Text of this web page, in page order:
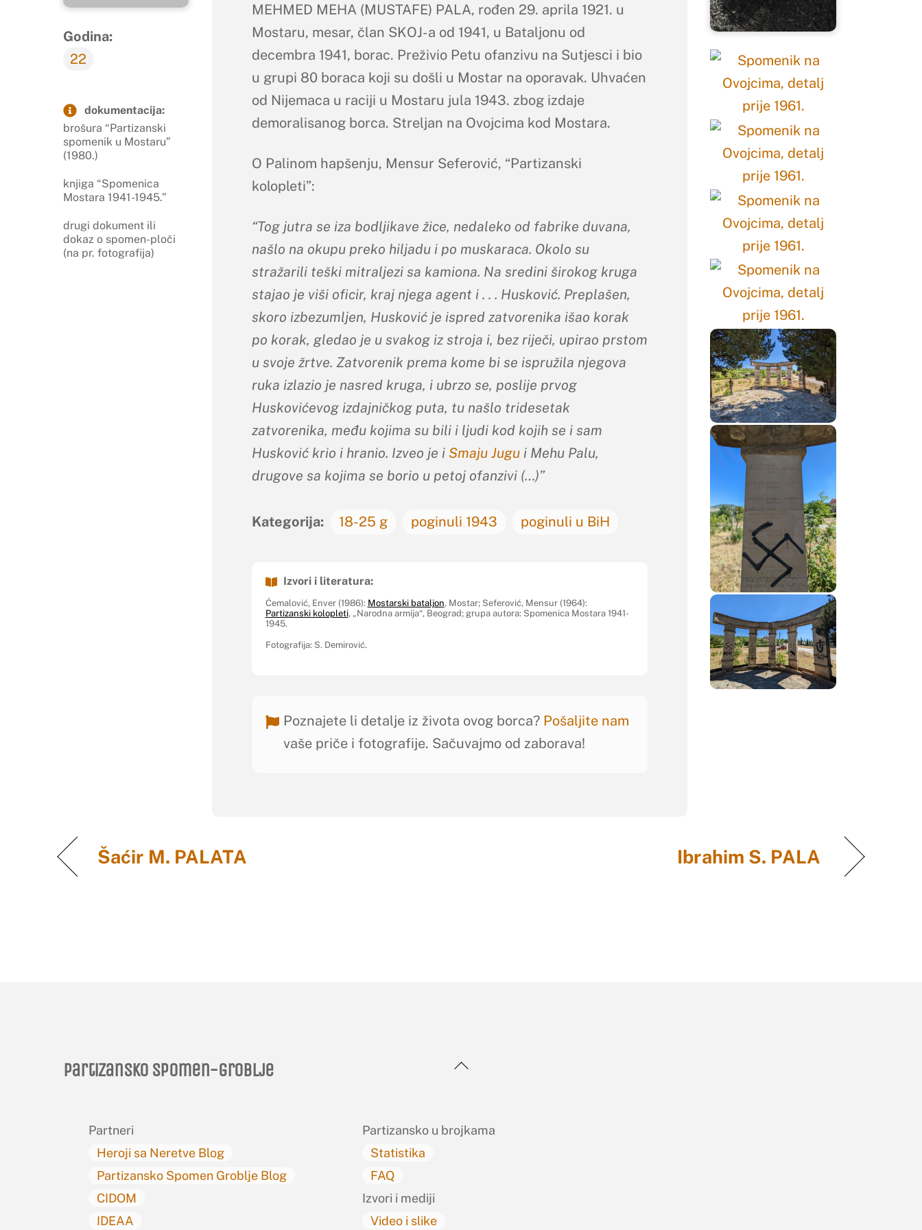
Godina:
22
dokumentacija:
brošura “Partizanski
spomenik u Mostaru”
(1980.)
knjiga “Spomenica
Mostara 1941-1945.”
drugi dokument ili
dokaz o spomen-ploči
(na pr. fotografija)
MEHMED MEHA (MUSTAFE) PALA, rođen 29. aprila 1921. u
Mostaru, mesar, član SKOJ-a od 1941, u Bataljonu od
decembra 1941, borac. Preživio Petu ofanzivu na Sutjesci i bio
u grupi 80 boraca koji su došli u Mostar na oporavak. Uhvaćen
od Nijemaca u raciji u Mostaru jula 1943. zbog izdaje
demoralisanog borca. Streljan na Ovojcima kod Mostara.
O Palinom hapšenju, Mensur Seferović, “Partizanski
kolopleti”:
“Tog jutra se iza bodljikave žice, nedaleko od fabrike duvana,
našlo na okupu preko hiljadu i po muskaraca. Okolo su
stražarili teški mitraljezi sa kamiona. Na sredini širokog kruga
stajao je viši oficir, kraj njega agent i . . . Husković. Preplašen,
skoro izbezumljen, Husković je ispred zatvorenika išao korak
po korak, gledao je u svakog iz stroja i, bez riječi, upirao prstom
u svoje žrtve. Zatvorenik prema kome bi se ispružila njegova
ruka izlazio je nasred kruga, i ubrzo se, poslije prvog
Huskovićevog izdajničkog puta, tu našlo tridesetak
zatvorenika, među kojima su bili i ljudi kod kojih se i sam
Husković krio i hranio. Izveo je i Smaju Jugui Mehu Palu,
drugove sa kojima se borio u petoj ofanzivi (…)”
Kategorija: 18-25 g poginuli 1943 poginuli u BiH
Izvori i literatura:
Ćemalović, Enver (1986): Mostarski bataljon, Mostar; Seferović, Mensur (1964):
Partizanski kolopleti, „Narodna armija“, Beograd; grupa autora: Spomenica Mostara 1941-
1945.
Fotografija: S. Demirović.
Poznajete li detalje iz života ovog borca? Pošaljite nam
vaše priče i fotografije. Sačuvajmo od zaborava!
Šaćir M. PALATA Ibrahim S. PALA
Back
Partizansko spomen-groblje
Partneri
Heroji sa Neretve Blog
Partizansko Spomen Groblje Blog
CIDOM
IDEAA
Partizansko u brojkama
Statistika
FAQ
Izvori i mediji
Video i slike